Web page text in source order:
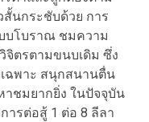
สั้นกระชับด้วย การ
บโบราณ ชมความ
จิตรตามขนบเดิม ซึ่ง
ฉพาะ สนุกสนานตื่น
าชมยากยิ่ง ในปัจจุบัน
รต่อสู้ 1 ต่อ 8 ลีลา